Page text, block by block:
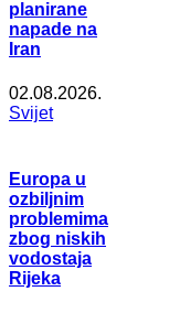
planirane
napade na
Iran
02.08.2026.
Svijet
Europa u
ozbiljnim
problemima
zbog niskih
vodostaja
Rijeka